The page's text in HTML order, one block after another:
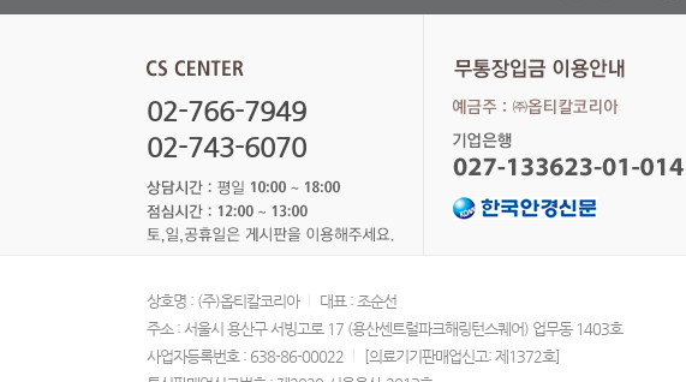
02-766-7949
02-743-6070
상호명 : (주)옵티칼코리아
대표 : 조순선
주소 : 서울시 용산구 서빙고로 17 (용산센트럴파크해링턴스퀘어) 업무동 1403호
사업자등록번호 : 638-86-00022
[의료기기판매업신고: 제1372호]